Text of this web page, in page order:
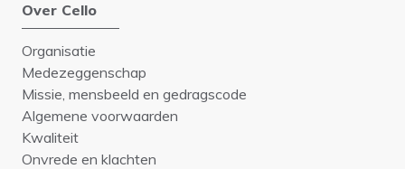
Over Cello
Organisatie
Medezeggenschap
Missie, mensbeeld en gedragscode
Algemene voorwaarden
Kwaliteit
Onvrede en klachten